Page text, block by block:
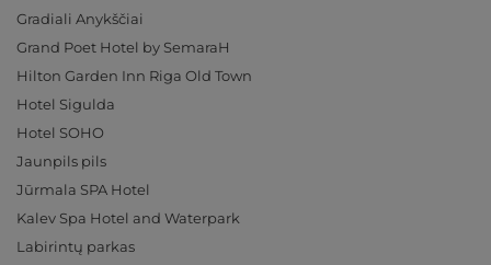
Gradiali Anykščiai
Grand Poet Hotel by SemaraH
Hilton Garden Inn Riga Old Town
Hotel Sigulda
Hotel SOHO
Jaunpils pils
Jūrmala SPA Hotel
Kalev Spa Hotel and Waterpark
Labirintų parkas